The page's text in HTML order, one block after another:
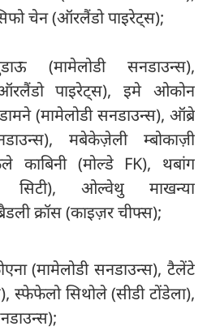
चेन (ऑरलैंडो पाइरेट्स);
(मामेलोडी सनडाउन्स),
पाइरेट्स), इमे ओकोन
(मामेलोडी सनडाउन्स), ऑब्रे
मबेकेज़ेली म्बोकाज़ी
काबिनी (मोल्डे FK), थबांग
सिटी), ओल्वेथु माखन्या
क्रॉस (काइज़र चीफ्स);
(मामेलोडी सनडाउन्स), टैलेंटे
स्फेफेलो सिथोले (सीडी टोंडेला),